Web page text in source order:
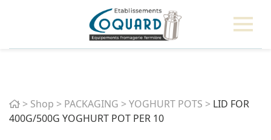
Home
> Shop > PACKAGING >YOGHURT POTS > LID FOR
400G/500G YOGHURT POT PER 10